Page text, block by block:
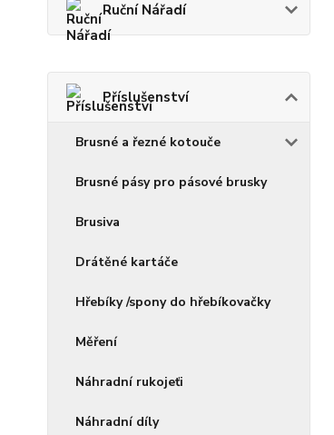
Ruční Nářadí
Příslušenství
Brusné a řezné kotouče
Brusné pásy pro pásové brusky
Brusiva
Drátěné kartáče
Hřebíky /spony do hřebíkovačky
Měření
Náhradní rukojeťi
Náhradní díly